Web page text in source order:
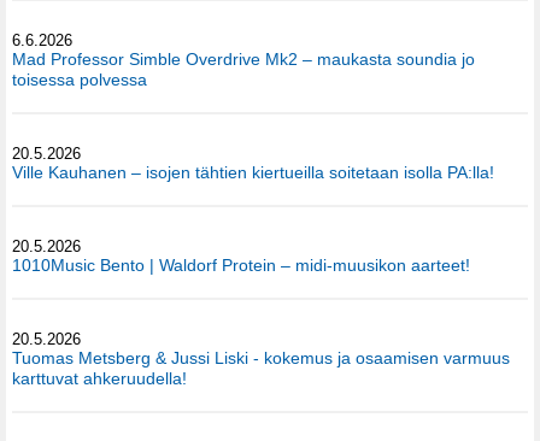
6.6.2026
Mad Professor Simble Overdrive Mk2 – maukasta soundia jo
toisessa polvessa
20.5.2026
Ville Kauhanen – isojen tähtien kiertueilla soitetaan isolla PA:lla!
20.5.2026
1010Music Bento | Waldorf Protein – midi-muusikon aarteet!
20.5.2026
Tuomas Metsberg & Jussi Liski - kokemus ja osaamisen varmuus
karttuvat ahkeruudella!